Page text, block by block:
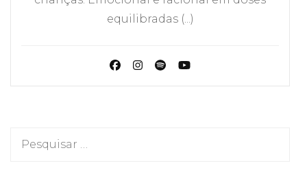
equilibradas (...)
Pesquisar